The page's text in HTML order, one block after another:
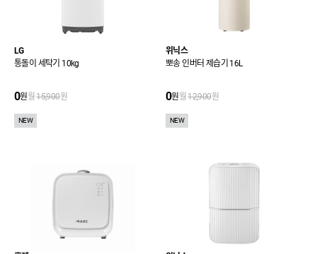
LG
통돌이 세탁기 10kg
0원월15,900원
NEW
위닉스
뽀송 인버터 제습기 16L
0원월12,900원
NEW